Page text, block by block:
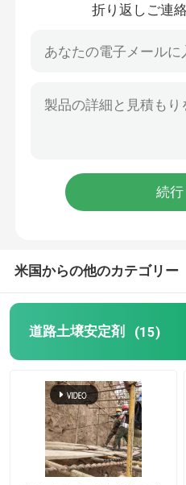
水を保持する剤
トレーラーの具体的なポ
湿式吹付け機
折り返しご連
米国からの他のカテゴリー
道路土壌安定剤 (15)